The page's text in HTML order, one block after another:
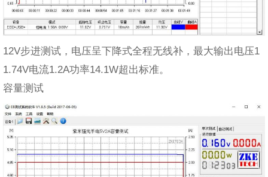
12V步进测试，电压呈下降式全程无线补，最大输出电压1
1.74V电流1.2A功率14.1W超出标准。
容量测试